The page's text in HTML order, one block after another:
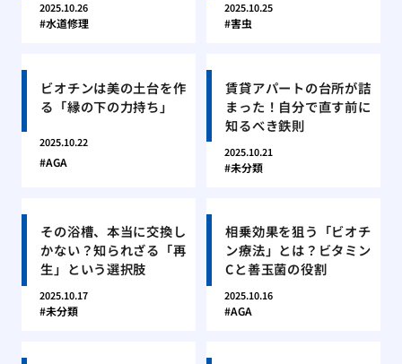
2025.10.26
水道修理
2025.10.25
害虫
ビオチンは美の土台を作
る「縁の下の力持ち」
2025.10.22
AGA
賃貸アパートの台所が詰
まった！自分で直す前に
知るべき鉄則
2025.10.21
未分類
その浴槽、本当に交換し
かない？知られざる「再
生」という選択肢
2025.10.17
未分類
相乗効果を狙う「ビオチ
ン療法」とは？ビタミン
Cと善玉菌の役割
2025.10.16
AGA